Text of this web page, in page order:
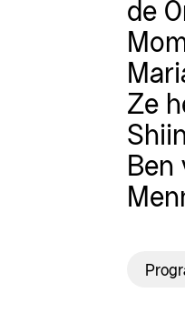
de
Ze
Ben